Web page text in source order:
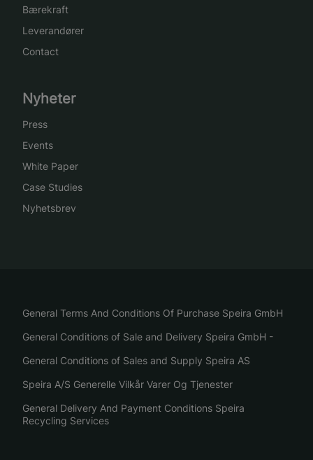
Bærekraft
Leverandører
Contact
Nyheter
Press
Events
White Paper
Case Studies
Nyhetsbrev
General Terms And Conditions Of Purchase Speira GmbH
General Conditions of Sale and Delivery Speira GmbH -
General Conditions of Sales and Supply Speira AS
Speira A/S Generelle Vilkår Varer Og Tjenester
General Delivery And Payment Conditions Speira
Recycling Services